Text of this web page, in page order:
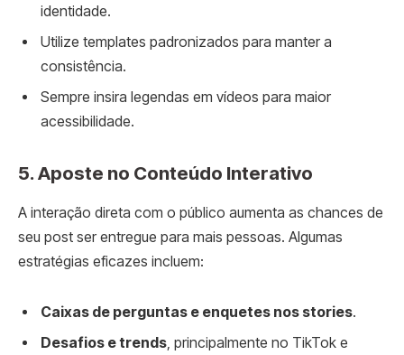
identidade.
Utilize templates padronizados para manter a
consistência.
Sempre insira legendas em vídeos para maior
acessibilidade.
5. Aposte no Conteúdo Interativo
A interação direta com o público aumenta as chances de
seu post ser entregue para mais pessoas. Algumas
estratégias eficazes incluem:
Caixas de perguntas e enquetes nos stories.
Desafios e trends , principalmente no TikTok e